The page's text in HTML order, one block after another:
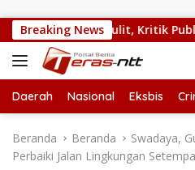
Breaking News
NTT Sedang Sulit, Kritik Publik
Daerah Nasional Eksbis
Beranda Beranda
Swadaya,
Perbaiki Jalan Lingkungan